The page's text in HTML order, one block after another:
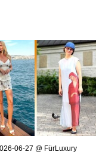
06-27 @ FürLuxury